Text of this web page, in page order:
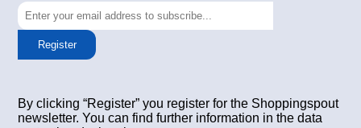
Register
By clicking “Register” you register for the Shoppingspout
newsletter. You can find further information in the data